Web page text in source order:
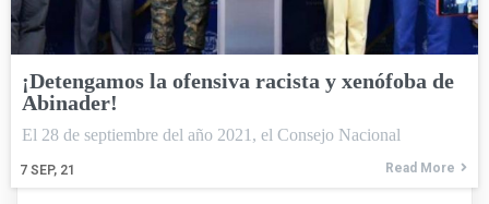
¡Detengamos la ofensiva racista y xenófoba de
Abinader!
7 SEP, 21
El 28 de septiembre del año 2021, el Consejo Nacional
Read More